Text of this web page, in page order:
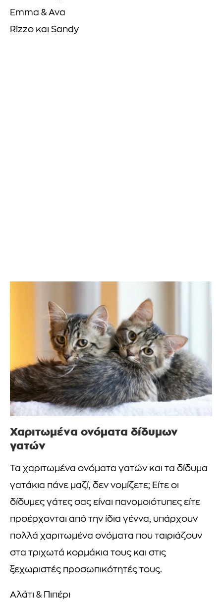
Emma & Ava
Rizzo και Sandy
Χαριτωμένα ονόματα δίδυμων
γατών
Τα χαριτωμένα ονόματα γατών και τα δίδυμα
γατάκια πάνε μαζί, δεν νομίζετε; Είτε οι
δίδυμες γάτες σας είναι πανομοιότυπες είτε
προέρχονται από την ίδια γέννα, υπάρχουν
πολλά χαριτωμένα ονόματα που ταιριάζουν
στα τριχωτά κορμάκια τους και στις
ξεχωριστές προσωπικότητές τους.
Αλάτι & Πιπέρι